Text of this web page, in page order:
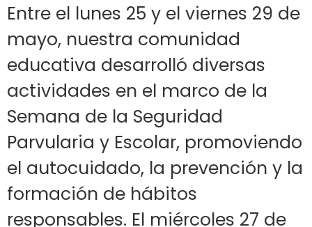
Entre el lunes 25 y el viernes 29 de
mayo, nuestra comunidad
educativa desarrolló diversas
actividades en el marco de la
Semana de la Seguridad
Parvularia y Escolar, promoviendo
el autocuidado, la prevención y la
formación de hábitos
responsables. El miércoles 27 de